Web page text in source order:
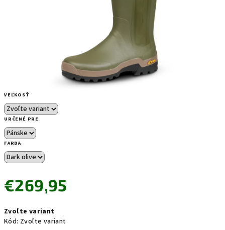
VEĽKOSŤ
URČENÉ PRE
FARBA
€269,95
cena:
Zvoľte variant
Kód: Zvoľte variant